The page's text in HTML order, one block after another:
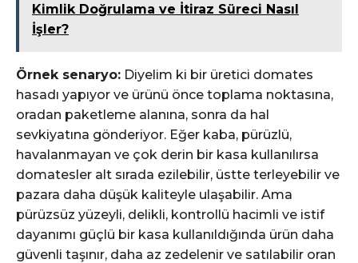
Kimlik Doğrulama ve İtiraz Süreci Nasıl
İşler?
Örnek senaryo: Diyelim ki bir üretici domates
hasadı yapıyor ve ürünü önce toplama noktasına,
oradan paketleme alanına, sonra da hal
sevkiyatına gönderiyor. Eğer kaba, pürüzlü,
havalanmayan ve çok derin bir kasa kullanılırsa
domatesler alt sırada ezilebilir, üstte terleyebilir ve
pazara daha düşük kaliteyle ulaşabilir. Ama
pürüzsüz yüzeyli, delikli, kontrollü hacimli ve istif
dayanımı güçlü bir kasa kullanıldığında ürün daha
güvenli taşınır, daha az zedelenir ve satılabilir oran